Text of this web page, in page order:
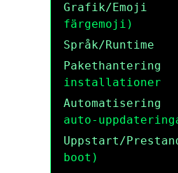
Grafik/Emoji
färgemoji)
Språk/Runtime
Pakethantering
installationer
Automatisering
auto-
Uppstart/
boot)